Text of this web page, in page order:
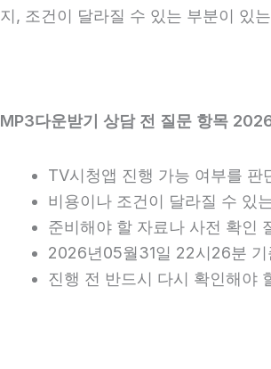
지, 조건이 달라질 수 있는 부분이 있
MP3다운받기 상담 전 질문 항목
TV시청앱 진행 가능 여부를 판
비용이나 조건이 달라질 수 있
준비해야 할 자료나 사전 확인
2026년05월31일 22시26분 기
진행 전 반드시 다시 확인해야